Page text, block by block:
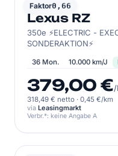
Faktor0,66
LEXUS
Lexus RZ
350e ⚡ELECTRIC -
SONDERAKTION⚡
36 Mon. 10.000 km/J
379,00 €
318,49 € netto · 0,45 €/km
via Leasingmarkt
Verbr.*: keine Angabe A